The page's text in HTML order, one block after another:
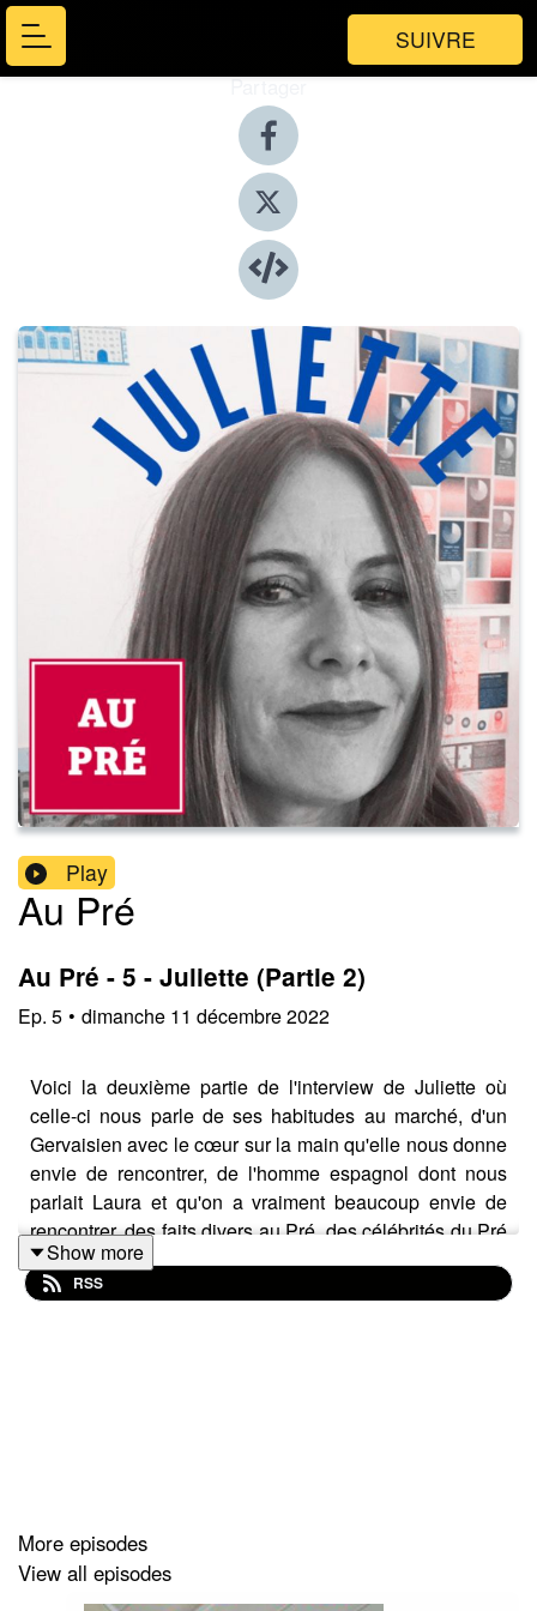
SUIVRE
Partager
Play
Au Pré
Au Pré - 5 - Juliette (Partie 2)
Ep. 5 • dimanche 11 décembre 2022
Voici la deuxième partie de l'interview de Juliette où
celle-ci nous parle de ses habitudes au marché, d'un
Gervaisien avec le cœur sur la main qu'elle nous donne
envie de rencontrer, de l'homme espagnol dont nous
parlait Laura et qu'on a vraiment beaucoup envie de
rencontrer, des faits divers au Pré, des célébrités du Pré
et de bien d'autres choses...
Show more
RSS
More episodes
View all episodes